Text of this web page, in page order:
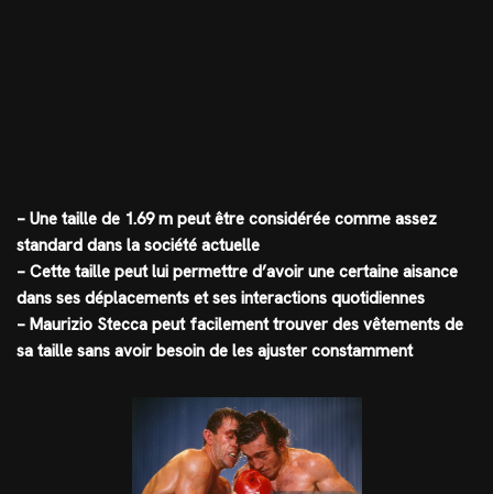
– Une taille de 1.69 m peut être considérée comme assez
standard dans la société actuelle
– Cette taille peut lui permettre d’avoir une certaine aisance
dans ses déplacements et ses interactions quotidiennes
– Maurizio Stecca peut facilement trouver des vêtements de
sa taille sans avoir besoin de les ajuster constamment